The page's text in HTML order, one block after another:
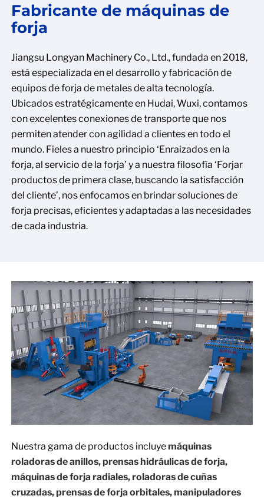
Fabricante de máquinas de
forja
Jiangsu Longyan Machinery Co., Ltd., fundada en 2018,
está especializada en el desarrollo y fabricación de
equipos de forja de metales de alta tecnología.
Ubicados estratégicamente en Hudai, Wuxi, contamos
con excelentes conexiones de transporte que nos
permiten atender con agilidad a clientes en todo el
mundo. Fieles a nuestro principio ‘Enraizados en la
forja, al servicio de la forja’ y a nuestra filosofía ‘Forjar
productos de primera clase, buscando la satisfacción
del cliente’, nos enfocamos en brindar soluciones de
forja precisas, eficientes y adaptadas a las necesidades
de cada industria.
Nuestra gama de productos incluyemáquinas
roladoras de anillos, prensas hidráulicas de forja,
máquinas de forja radiales, roladoras de cuñas
cruzadas, prensas de forja orbitales, manipuladores